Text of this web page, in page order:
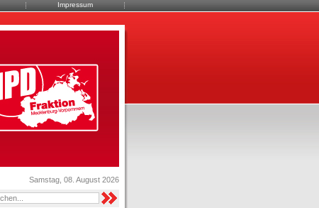
Impressum
Samstag, 08. August 2026